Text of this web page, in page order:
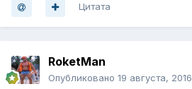
Цитата
RoketMan
Опубликовано 19 августа, 2016